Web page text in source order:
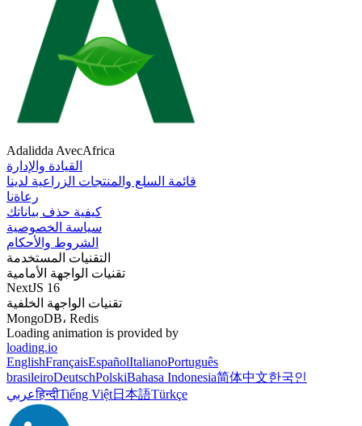
Adalidda AvecAfrica
القيادة والإدارة
قائمة السلع والمنتجات الزراعية لدينا
رعاةنا
كيفية حذف بياناتك
سياسة الخصوصية
الشروط والأحكام
التقنيات المستخدمة
تقنيات الواجهة الأمامية
NextJS 16
تقنيات الواجهة الخلفية
MongoDB، Redis
Loading animation is provided by
loading.io
EnglishFrançaisEspañolItalianoPortuguês
brasileiroDeutschPolskiBahasa Indonesia简体中文한국인
عربيहिन्दीTiếng Việt日本語Türkçe